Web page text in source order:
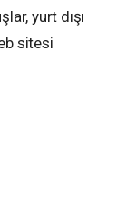
yurt dışı
sitesi